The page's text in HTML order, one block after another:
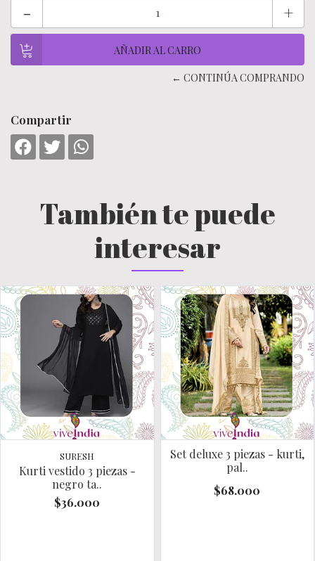
- +
← CONTINÚA COMPRANDO
Compartir
También te puede
interesar
SURESH
Kurti vestido 3 piezas -
negro ta..
$36.000
Set deluxe 3 piezas - kurti,
pal..
$68.000